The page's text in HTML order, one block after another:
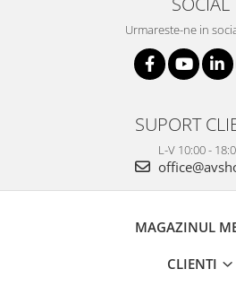
Urmareste-ne in
SUPORT
L-V 10:00 -
MAGAZINUL
CLIENTI